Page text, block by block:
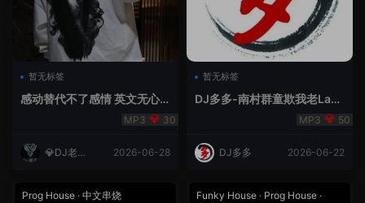
暂无标签
感动替代不了感情 英文无心
睡眠睡-小明同学remix
30
💎DJ老王
2026-06-28
暂无标签
DJ多多-南村群童欺我老Lak
50
DJ多多 2026-06-22
Prog House · 中文串烧 Funky House · Prog House ·